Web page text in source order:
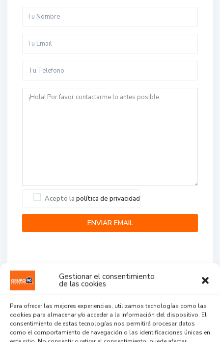
Gestionar el consentimiento
de las cookies
Para ofrecer las mejores experiencias, utilizamos tecnologías como las
cookies para almacenar y/o acceder a la información del dispositivo. El
consentimiento de estas tecnologías nos permitirá procesar datos
como el comportamiento de navegación o las identificaciones únicas en
Acepto la política de privacidad
...